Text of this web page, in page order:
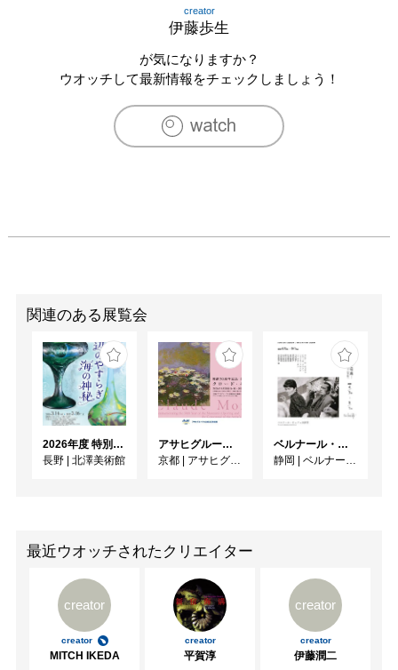
creator
伊藤歩生
が気になりますか？
ウオッチして最新情報をチェックしましょう！
関連のある展覧会
2026年度 特別展「ガレとドーム、アール･ヌーヴォーのガラス 水辺のやすらぎ、海の神秘」
長野 | 北澤美術館
アサヒグループ大山崎山荘美術館 開館30周年記念展「没後100年 クロード・モネ」
京都 | アサヒグループ大山崎山荘美術館
ベルナール・ビュフェと写真 ーカメラがとらえたビュフェとその時代、そして21 世紀へ
静岡 | ベルナール・ビュフェ美術館
最近ウオッチされたクリエイター
creator
creator
MITCH IKEDA
creator
平賀淳
creator
creator
伊藤潤二